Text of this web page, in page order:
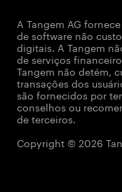
A Tangem AG
de software não
digitais. A Tangem
de serviços
Tangem não detém,
transações dos
são fornecidos por
conselhos ou
de terceiros.